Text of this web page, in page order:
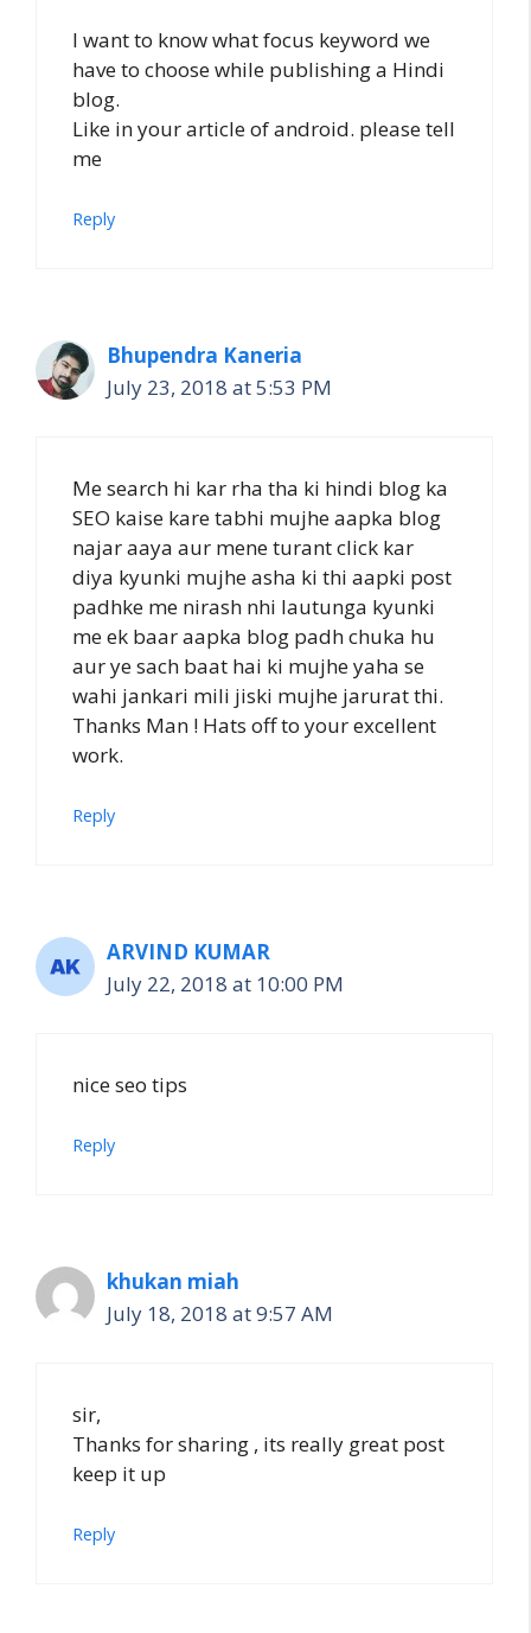
I want to know what focus keyword we
have to choose while publishing a Hindi
blog.
Like in your article of android. please tell
me
Reply
Bhupendra Kaneria
July 23, 2018 at 5:53 PM
Me search hi kar rha tha ki hindi blog ka
SEO kaise kare tabhi mujhe aapka blog
najar aaya aur mene turant click kar
diya kyunki mujhe asha ki thi aapki post
padhke me nirash nhi lautunga kyunki
me ek baar aapka blog padh chuka hu
aur ye sach baat hai ki mujhe yaha se
wahi jankari mili jiski mujhe jarurat thi.
Thanks Man ! Hats off to your excellent
work.
Reply
ARVIND KUMAR
July 22, 2018 at 10:00 PM
nice seo tips
Reply
khukan miah
July 18, 2018 at 9:57 AM
sir,
Thanks for sharing , its really great post
keep it up
Reply